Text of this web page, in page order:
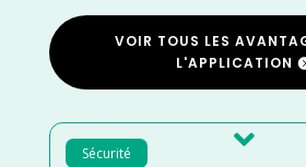
VOIR TOUS LES
L'APPLICATION
Sécurité 